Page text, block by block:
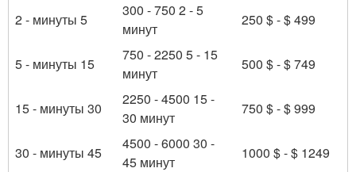
2 - минуты 5
300 - 750 2 - 5
минут
250 $ - $ 499
5 - минуты 15
750 - 2250 5 - 15
минут
500 $ - $ 749
15 - минуты 30
2250 - 4500 15 -
30 минут
750 $ - $ 999
30 - минуты 45
4500 - 6000 30 -
45 минут
1000 $ - $ 1249